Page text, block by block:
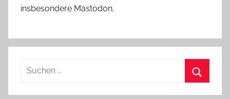
insbesondere Mastodon.
Suchen